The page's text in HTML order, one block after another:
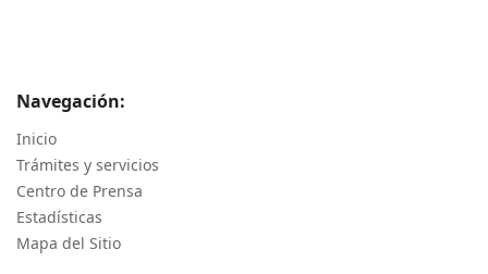
Navegación:
Inicio
Trámites y servicios
Centro de Prensa
Estadísticas
Mapa del Sitio